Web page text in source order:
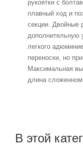
рукоятки с
плавный ход и
секции. Двойные
дополнительную
легкого
переноски, но
Максимальная
длина сложенном
В этой